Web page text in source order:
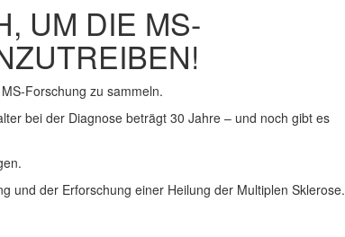
UM DIE MS-
Forschung zu sammeln.
bei der Diagnose beträgt 30 Jahre – und noch gibt es
und der Erforschung einer Heilung der Multiplen Sklerose.